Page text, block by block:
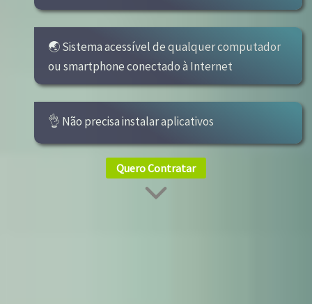
🌏 Sistema acessível de qualquer computador
ou smartphone conectado à Internet
👌 Não precisa instalar aplicativos